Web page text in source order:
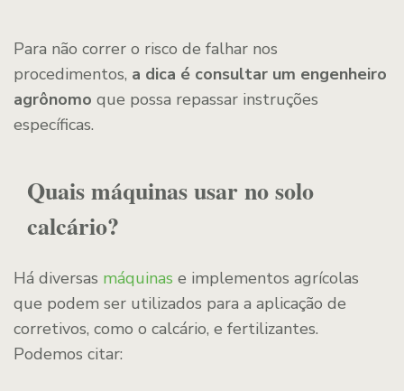
Para não correr o risco de falhar nos
procedimentos, a dica é consultar um engenheiro
agrônomo que possa repassar instruções
específicas.
Quais máquinas usar no solo
calcário?
Há diversas máquinas e implementos agrícolas
que podem ser utilizados para a aplicação de
corretivos, como o calcário, e fertilizantes.
Podemos citar: